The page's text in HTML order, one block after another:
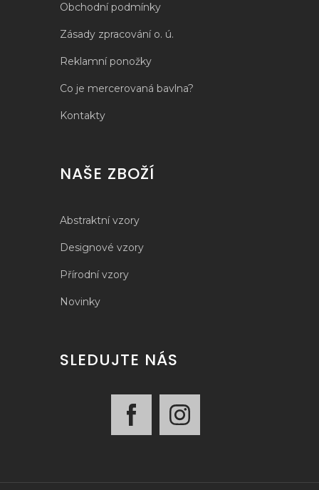
Obchodní podmínky
Zásady zpracování o. ú.
Reklamní ponožky
Co je mercerovaná bavlna?
Kontakty
NAŠE ZBOŽÍ
Abstraktní vzory
Designové vzory
Přírodní vzory
Novinky
SLEDUJTE NÁS